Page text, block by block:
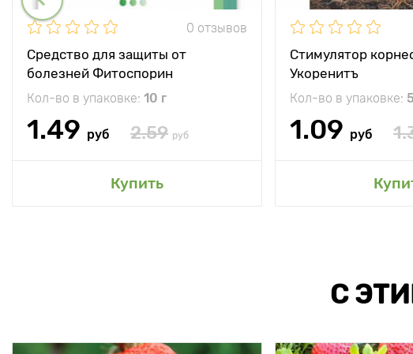
0 отзывов
Средство для защиты от
болезней Фитоспорин
Кол-во в упаковке: 10 г
1.49 руб 2.59 руб
Купить
Стимулятор
Укоренитъ
Кол-во в упаковке:
1.09 руб
С